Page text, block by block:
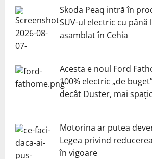
Skoda Peaq intră în
SUV-ul electric cu până
asamblat în Cehia
Acesta e noul Ford
100% electric „de
decât Duster, mai
Motorina ar putea
Legea privind
în vigoare